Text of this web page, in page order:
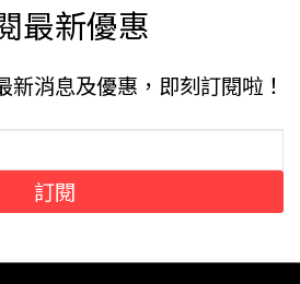
最新優惠
新消息及優惠，即刻訂閱啦！
訂閱